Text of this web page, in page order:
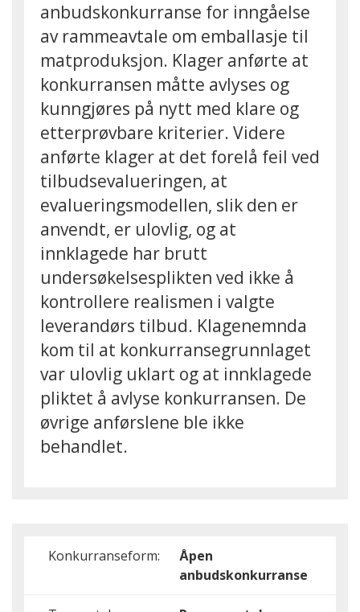
anbudskonkurranse for inngåelse
av rammeavtale om emballasje til
matproduksjon. Klager anførte at
konkurransen måtte avlyses og
kunngjøres på nytt med klare og
etterprøvbare kriterier. Videre
anførte klager at det forelå feil ved
tilbudsevalueringen, at
evalueringsmodellen, slik den er
anvendt, er ulovlig, og at
innklagede har brutt
undersøkelsesplikten ved ikke å
kontrollere realismen i valgte
leverandørs tilbud. Klagenemnda
kom til at konkurransegrunnlaget
var ulovlig uklart og at innklagede
pliktet å avlyse konkurransen. De
øvrige anførslene ble ikke
behandlet.
Konkurranseform:
Åpen
anbudskonkurranse